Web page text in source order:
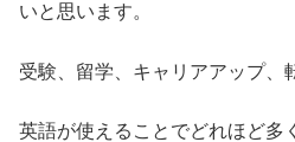
いと思います。
受験、留学、キャリアアップ、
英語が使えることでどれほど多